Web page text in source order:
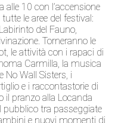
alle 10 con l’accensione
le aree del festival:
del Fauno,
Torneranno le
le attività con i rapaci di
Carmilla, la musica
No Wall Sisters, i
e i raccontastorie di
il pranzo alla Locanda
pubblico tra passeggiate
e nuovi momenti di